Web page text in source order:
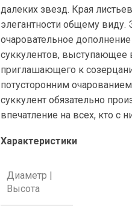
далеких звезд. Края
элегантности общему
очаровательное
суккулентов, выступающее
приглашающего к
потусторонним
суккулент обязательно
впечатление на всех, кто с
Характеристики
Диаметр |
Высота